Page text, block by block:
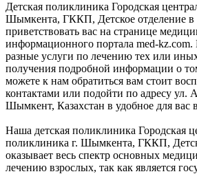
Детская поликлиника Городская
Шымкента, ГККП, Детское отделение
приветствовать вас на странице
информационного портала med-
разные услуги по лечению тех или
получения подробной информации о
можете к нам обратиться вам стоит
контактами или подойти по адресу ул.
Шымкент, Казахстан в удобное для вас
Наша детская поликлиника Городская
поликлиника г. Шымкента, ГККП,
оказывает весь спектр основных
лечению взрослых, так как является